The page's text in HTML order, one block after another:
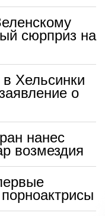
сюрприз на
Хельсинки
о
нанес
возмездия